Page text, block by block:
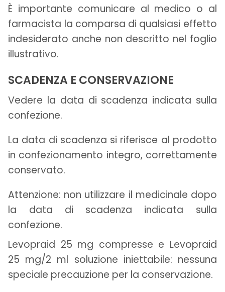
È importante comunicare al medico o al
farmacista la comparsa di qualsiasi effetto
indesiderato anche non descritto nel foglio
illustrativo.
SCADENZA E CONSERVAZIONE
Vedere la data di scadenza indicata sulla
confezione.
La data di scadenza si riferisce al prodotto
in confezionamento integro, correttamente
conservato.
Attenzione: non utilizzare il medicinale dopo
la data di scadenza indicata sulla
confezione.
Levopraid 25 mg compresse e Levopraid
25 mg/2 ml soluzione iniettabile: nessuna
speciale precauzione per la conservazione.